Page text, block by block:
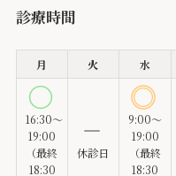
診療時間
月 火 水
16:30～
19:00
（最終
18:30
休診日
9:00～
19:00
（最終
18:30